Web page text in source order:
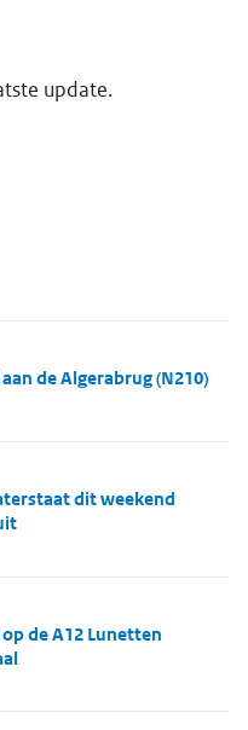
update.
de Algerabrug (N210)
dit weekend
de A12 Lunetten